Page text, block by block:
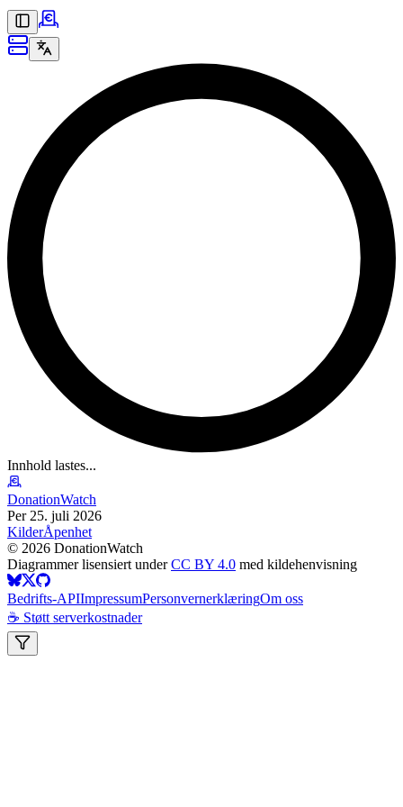
Innhold lastes...
DonationWatch
Per 25. juli 2026
KilderÅpenhet
© 2026 DonationWatch
Diagrammer lisensiert underCC BY 4.0 med kildehenvisning
Bedrifts-APIImpressumPersonvernerklæringOm oss
☕ Støtt serverkostnader